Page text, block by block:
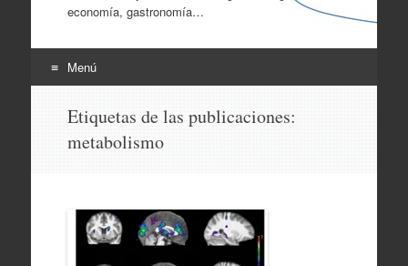
economía, gastronomía…
Menú
contenido
Etiquetas de las publicaciones:
metabolismo